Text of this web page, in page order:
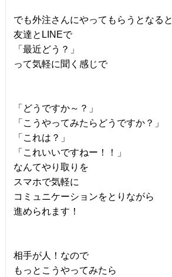
でも外注さんにやってもらうとなると
友達とLINEで
「最近どう？」
って気軽に聞く感じで
「どうですか～？」
「こうやってみたらどうですか？」
「これは？」
「これいいですねー！！」
なんてやり取りを
スマホで気軽に
コミュニケーションをとりながら
進められます！
相手が人！なので
もっとこうやってみたら